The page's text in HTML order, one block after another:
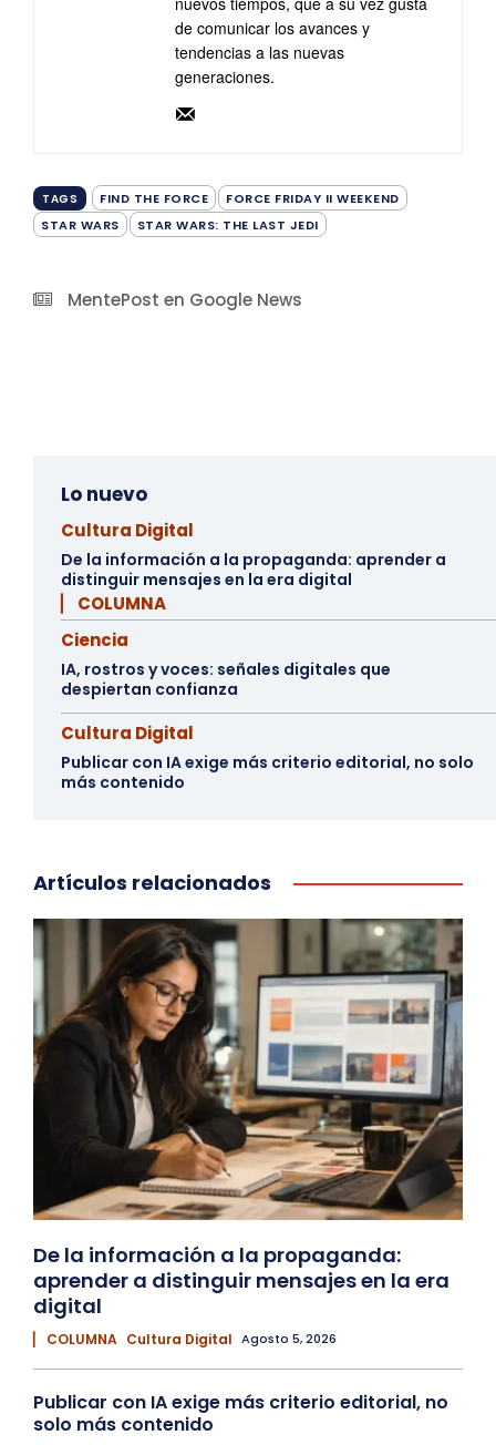
de comunicar los avances y
tendencias a las nuevas
generaciones.
TAGS FIND THE FORCE
FORCE FRIDAY II WEEKEND
STAR WARS
STAR WARS: THE LAST JEDI
MentePost en Google News
Lo nuevo
Cultura Digital
De la información a la propaganda: aprender a
distinguir mensajes en la era digital
▏ COLUMNA
Ciencia
IA, rostros y voces: señales digitales que
despiertan confianza
Cultura Digital
Publicar con IA exige más criterio editorial, no solo
más contenido
Artículos relacionados
De la información a la propaganda:
aprender a distinguir mensajes en la era
digital
▏ COLUMNA Cultura Digital Agosto 5, 2026
Publicar con IA exige más criterio editorial, no
solo más contenido